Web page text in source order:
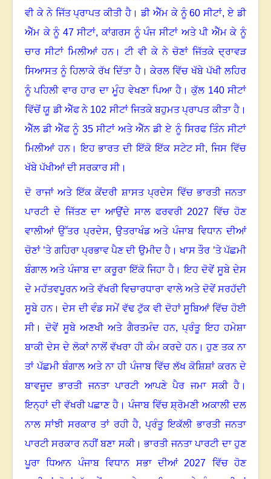
ਵੀ ਕੇ ਨੇ ਜਿੱਤ ਪ੍ਰਾਪਤ ਕੀਤੀ ਹੈ ।ਡੀ ਐੱਮ ਕੇ ਨੂੰ60 ਸੀਟਾਂ, ਏ ਡੀ
ਐੱਮ ਕੇ ਨੂੰ 47 ਸੀਟਾਂ, ਕਾਂਗਰਸ ਨੂੰ ਪੰਜ ਸੀਟਾਂ ਅਤੇ ਪੀ ਐੱਮ ਕੇ ਨੂੰ
ਚਾਰ ਸੀਟਾਂ ਮਿਲੀਆਂ ਹਨ। ਟੀ ਵੀ ਕੇ ਨੇ ਚੋਣਾਂ ਜਿੱਤਕੇ ਦ੍ਰਾਵੜ
ਸਿਆਸਤ ਨੂੰ ਹਿਲਾਕੇ ਰੱਖ ਦਿੱਤਾ ਹੈ।ਕੇਰਲ ਵਿੱਚ ਖੱਬੇ ਪੱਖੀ ਲਹਿਰ
ਨੂੰ ਪਹਿਲੀ ਵਾਰ ਹਾਰ ਦਾ ਮੂੰਹ ਵੇਖਣਾ ਪਿਆ ਹੈ। ਕੁੱਲ 140 ਸੀਟਾਂ
ਵਿੱਚੋਂ ਯੂ ਡੀ ਐੱਫ ਨੇ 102 ਸੀਟਾਂ ਜਿਤਕੇ ਬਹੁਮਤ ਪ੍ਰਾਪਤ ਕੀਤਾ ਹੈ ।
ਐੱਲ ਡੀ ਐੱਫ ਨੂੰ 35 ਸੀਟਾਂ ਅਤੇ ਐੱਨ ਡੀ ਏ ਨੂੰ ਸਿਰਫ ਤਿੰਨ ਸੀਟਾਂ
ਮਿਲੀਆਂ ਹਨ।ਇਹ ਭਾਰਤ ਦੀ ਇੱਕੋ ਇੱਕ ਸਟੇਟ ਸੀ, ਜਿਸ ਵਿੱਚ
ਖੱਬੇ ਪੱਖੀਆਂ ਦੀ ਸਰਕਾਰ ਸੀ।
ਦੋ ਰਾਜਾਂ ਅਤੇ ਇੱਕ ਕੇਂਦਰੀ ਸ਼ਾਸਤ ਪ੍ਰਦੇਸ ਵਿੱਚ ਭਾਰਤੀ ਜਨਤਾ
ਪਾਰਟੀ ਦੇ ਜਿੱਤਣ ਦਾ ਆਉਂਦੇ ਸਾਲ ਫਰਵਰੀ 2027 ਵਿੱਚ ਹੋਣ
ਵਾਲੀਆਂ ਉੱਤਰ ਪ੍ਰਦੇਸ, ਉਤਰਾਖੰਡ ਅਤੇ ਪੰਜਾਬ ਵਿਧਾਨ ਦੀਆਂ
ਚੋਣਾਂ ’ਤੇ ਗਹਿਰਾ ਪ੍ਰਭਾਵ ਪੈਣ ਦੀ ਉਮੀਦ ਹੈ।ਖਾਸ ਤੌਰ ’ਤੇ ਪੱਛਮੀ
ਬੰਗਾਲ ਅਤੇ ਪੰਜਾਬ ਦਾ ਕਰੂਰਾ ਇੱਕੋ ਜਿਹਾ ਹੈ ।ਇਹ ਦੋਵੇਂ ਸੂਬੇ ਦੇਸ
ਦੇ ਮਹੱਤਵਪੂਰਨ ਅਤੇ ਵੱਖਰੀ ਵਿਚਾਰਧਾਰਾ ਵਾਲੇ ਅਤੇ ਦੋਵੇਂ ਸਰਹੱਦੀ
ਸੂਬੇ ਹਨ।ਦੇਸ ਦੀ ਵੰਡ ਸਮੇਂ ਵੱਢ ਟੁੱਕ ਵੀ ਦੋਹਾਂ ਸੂਬਿਆਂ ਵਿੱਚ ਹੋਈ
ਸੀ।ਦੋਵੇਂ ਸੂਬੇ ਅਣਖੀ ਅਤੇ ਗੈਰਤਮੰਦ ਹਨ, ਪ੍ਰੰਤੂ ਇਹ ਹਮੇਸ਼ਾ
ਬਾਕੀ ਦੇਸ ਦੇ ਲੋਕਾਂ ਨਾਲੋਂ ਵੱਖਰਾ ਹੀ ਕੰਮ ਕਰਦੇ ਹਨ।ਹੁਣ ਤਕ ਨਾ
ਤਾਂ ਪੱਛਮੀ ਬੰਗਾਲ ਅਤੇ ਨਾ ਹੀ ਪੰਜਾਬ ਵਿੱਚ ਲੱਖ ਕੋਸ਼ਿਸ਼ਾਂ ਕਰਨ ਦੇ
ਬਾਵਜੂਦ ਭਾਰਤੀ ਜਨਤਾ ਪਾਰਟੀ ਆਪਣੇ ਪੈਰ ਜਮਾ ਸਕੀ ਹੈ ।
ਇਨ੍ਹਾਂ ਦੀ ਵੱਖਰੀ ਪਛਾਣ ਹੈ ।ਪੰਜਾਬ ਵਿੱਚ ਸ਼੍ਰੋਮਣੀ ਅਕਾਲੀ ਦਲ
ਨਾਲ ਸਾਂਝੀ ਸਰਕਾਰ ਤਾਂ ਰਹੀ ਹੈ, ਪ੍ਰੰਤੂ ਇਕੱਲੀ ਭਾਰਤੀ ਜਨਤਾ
ਪਾਰਟੀ ਸਰਕਾਰ ਨਹੀਂ ਬਣਾ ਸਕੀ।ਭਾਰਤੀ ਜਨਤਾ ਪਾਰਟੀ ਦਾ ਹੁਣ
ਪੂਰਾ ਧਿਆਨ ਪੰਜਾਬ ਵਿਧਾਨ ਸਭਾ ਦੀਆਂ 2027 ਵਿੱਚ ਹੋਣ